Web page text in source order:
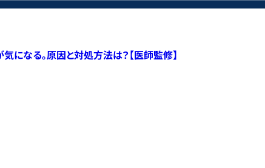
になる。原因と対処方法は？【医師監修】